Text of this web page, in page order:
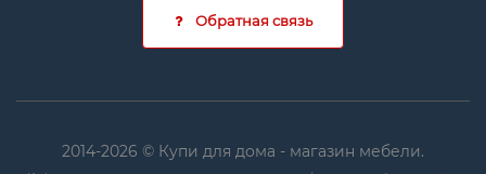
Обратная связь
2014-2026 © Купи для дома - магазин мебели.